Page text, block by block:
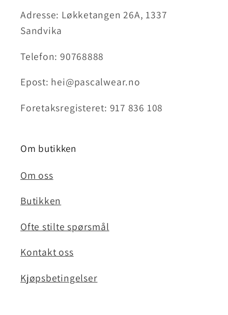
Adresse: Løkketangen 26A, 1337
Sandvika
Telefon: 90768888
Epost: hei@pascalwear.no
Foretaksregisteret: 917 836 108
Om butikken
Om oss
Butikken
Ofte stilte spørsmål
Kontakt oss
Kjøpsbetingelser